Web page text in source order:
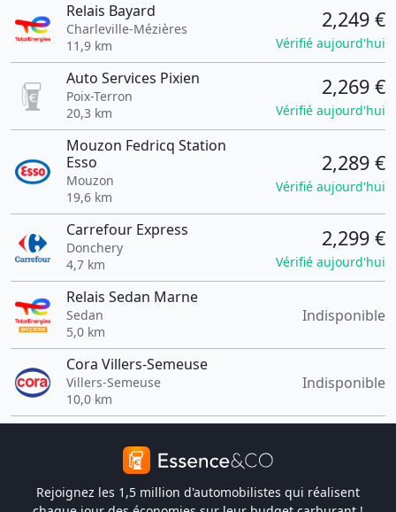
Relais Bayard
Charleville-Mézières
11,9 km
2,249 €
Vérifié aujourd'hui
Auto Services Pixien
Poix-Terron
20,3 km
2,269 €
Vérifié aujourd'hui
Mouzon Fedricq Station
Esso
Mouzon
19,6 km
2,289 €
Vérifié aujourd'hui
Carrefour Express
Donchery
4,7 km
2,299 €
Vérifié aujourd'hui
Relais Sedan Marne
Sedan
5,0 km
Indisponible
Cora Villers-Semeuse
Villers-Semeuse
10,0 km
Indisponible
Rejoignez les 1,5 million d'automobilistes qui réalisent